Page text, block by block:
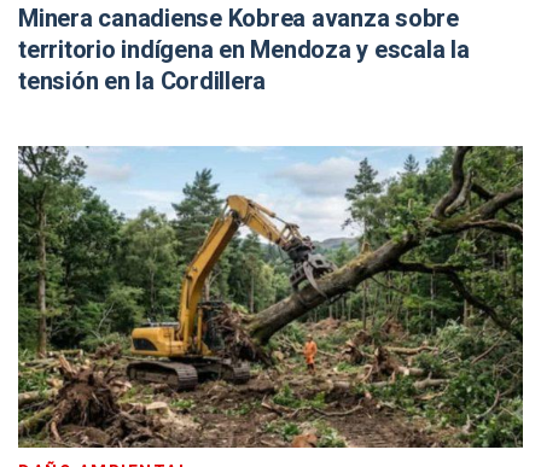
Minera canadiense Kobrea avanza sobre
territorio indígena en Mendoza y escala la
tensión en la Cordillera